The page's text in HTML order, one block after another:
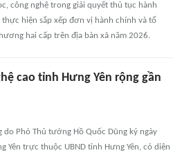
công nghệ trong giải quyết thủ tục hành
hiện sắp xếp đơn vị hành chính và tổ
hai cấp trên địa bàn xã năm 2026.
cao tỉnh Hưng Yên rộng gần
do Phó Thủ tướng Hồ Quốc Dũng ký ngày
Yên trực thuộc UBND tỉnh Hưng Yên, có diện